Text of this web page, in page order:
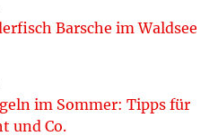
Barsche im Waldsee
im Sommer: Tipps für
und Co.